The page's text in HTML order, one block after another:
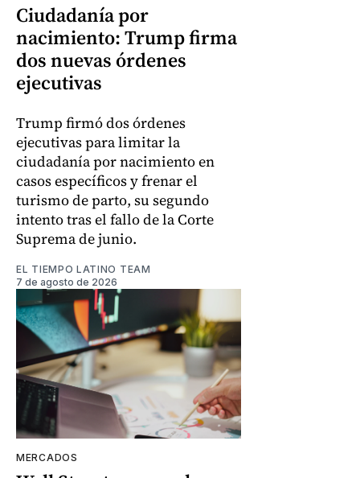
Ciudadanía por
nacimiento: Trump firma
dos nuevas órdenes
ejecutivas
Trump firmó dos órdenes
ejecutivas para limitar la
ciudadanía por nacimiento en
casos específicos y frenar el
turismo de parto, su segundo
intento tras el fallo de la Corte
Suprema de junio.
EL TIEMPO LATINO TEAM
7 de agosto de 2026
MERCADOS